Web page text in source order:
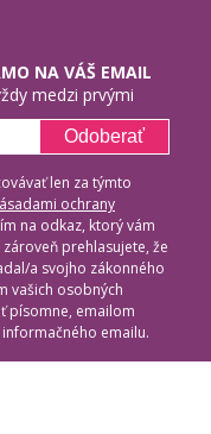
NA VÁŠ EMAIL
medzi prvými
Odoberať
len za týmto
ochrany
na odkaz, ktorý vám
prehlasujete, že
a svojho zákonného
vašich osobných
písomne, emailom
emailu.